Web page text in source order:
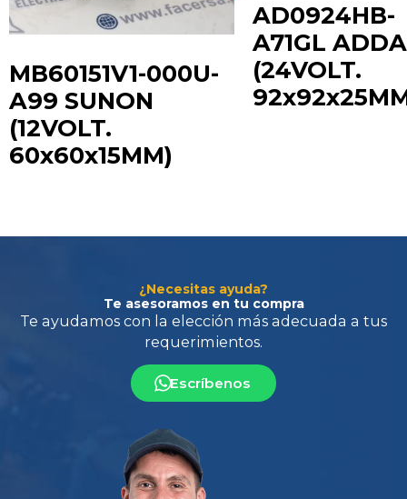
MB60151V1-000U-
A99 SUNON
(12VOLT.
60x60x15MM)
AD0924HB-
A71GL ADDA
(24VOLT.
¿Necesitas ayuda?
Te asesoramos en tu compra
Te ayudamos con la elección más adecuada
Escríbenos